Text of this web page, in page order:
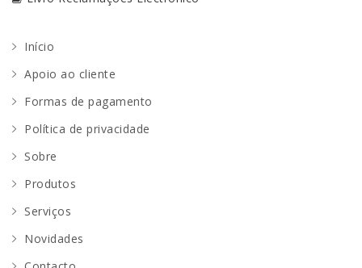
Início
Apoio ao cliente
Formas de pagamento
Política de privacidade
Sobre
Produtos
Serviços
Novidades